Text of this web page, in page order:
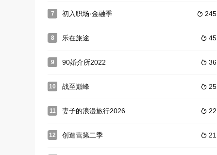
7  245
初入职场·金融季
8  45
乐在旅途
9  36
90婚介所2022
10  25
战至巅峰
11  22
妻子的浪漫旅行2026
12  21
创造营第二季